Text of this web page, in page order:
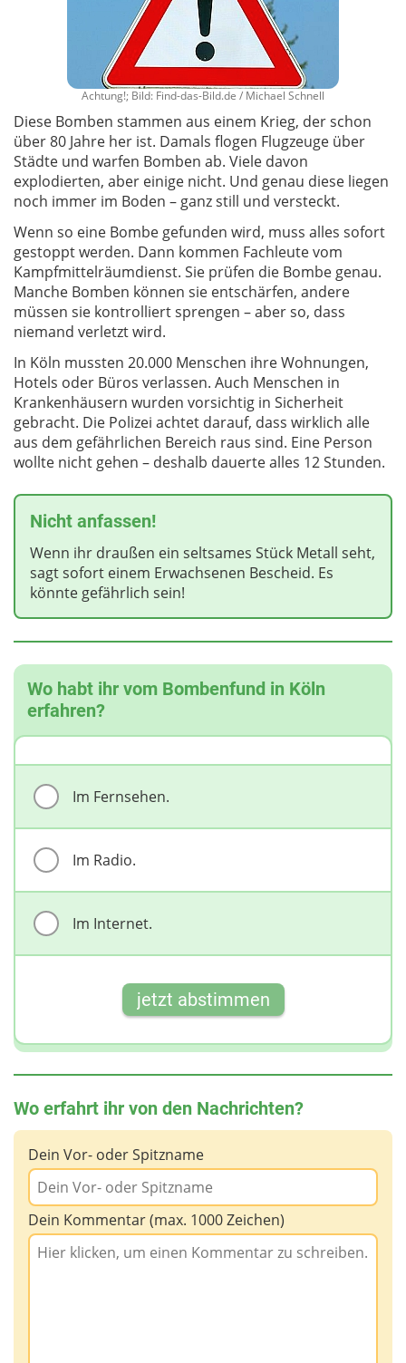
Achtung!; Bild: Find-das-Bild.de / Michael Schnell
Diese Bomben stammen aus einem Krieg, der schon
über 80 Jahre her ist. Damals flogen Flugzeuge über
Städte und warfen Bomben ab. Viele davon
explodierten, aber einige nicht. Und genau diese liegen
noch immer im Boden – ganz still und versteckt.
Wenn so eine Bombe gefunden wird, muss alles sofort
gestoppt werden. Dann kommen Fachleute vom
Kampfmittelräumdienst. Sie prüfen die Bombe genau.
Manche Bomben können sie entschärfen, andere
müssen sie kontrolliert sprengen – aber so, dass
niemand verletzt wird.
In Köln mussten 20.000 Menschen ihre Wohnungen,
Hotels oder Büros verlassen. Auch Menschen in
Krankenhäusern wurden vorsichtig in Sicherheit
gebracht. Die Polizei achtet darauf, dass wirklich alle
aus dem gefährlichen Bereich raus sind. Eine Person
wollte nicht gehen – deshalb dauerte alles 12 Stunden.
Nicht anfassen!
Wenn ihr draußen ein seltsames Stück Metall seht,
sagt sofort einem Erwachsenen Bescheid. Es
könnte gefährlich sein!
Wo habt ihr vom Bombenfund in Köln
erfahren?
Im Fernsehen.
Im Radio.
Im Internet.
jetzt abstimmen
Wo erfahrt ihr von den Nachrichten?
Dein Vor- oder Spitzname
Dein Kommentar (max. 1000 Zeichen)